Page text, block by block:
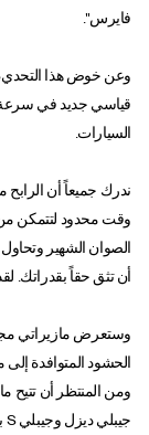
فايرس".
وعن خوض هذا التحدي،
قياسي جديد في سرعة
السيارات.
ندرك جميعاً أن
وقت محدود لتتمكن من
الصوان الشهير
أن تثق حقاً بقدراتك.
وستعرض مازيراتي
الحشود المتوافدة
ومن المنتظر أن تتيح
جيبلي ديزل وجيبلي S بإشراف المدربين المعتمدين لدى مازيراتي.